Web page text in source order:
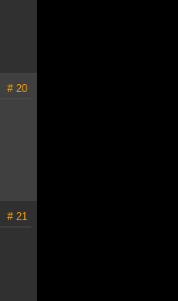
# 20
# 21